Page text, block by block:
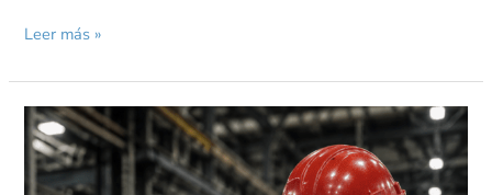
Leer más »
El
80%
del
costo